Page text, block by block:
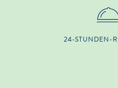
24-STUNDEN-